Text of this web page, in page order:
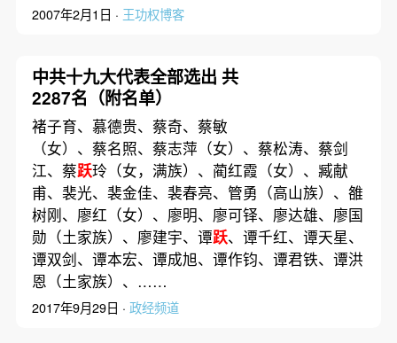
2007年2月1日 · 王功权博客
中共十九大代表全部选出 共
2287名（附名单）
褚子育、慕德贵、蔡奇、蔡敏
（女）、蔡名照、蔡志萍（女）、蔡松涛、蔡剑
江、蔡跃玲（女，满族）、蔺红霞（女）、臧献
甫、裴光、裴金佳、裴春亮、管勇（高山族）、雒
树刚、廖红（女）、廖明、廖可铎、廖达雄、廖国
勋（土家族）、廖建宇、谭跃、谭千红、谭天星、
谭双剑、谭本宏、谭成旭、谭作钧、谭君铁、谭洪
恩（土家族）、……
2017年9月29日 · 政经频道